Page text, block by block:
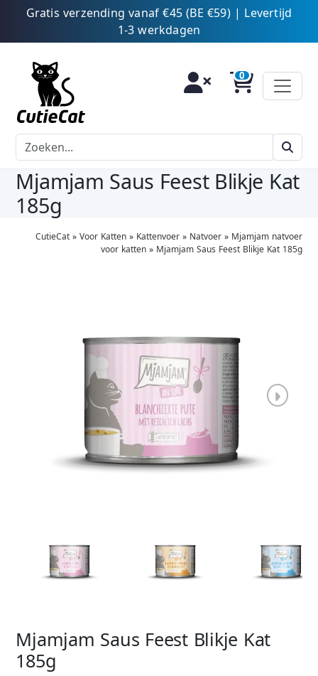
Gratis verzending vanaf €45 (BE €59) | Levertijd
1-3 werkdagen
Mjamjam Saus Feest Blikje Kat
185g
CutieCat» Voor Katten» Kattenvoer» Natvoer» Mjamjam natvoer
voor katten» Mjamjam Saus Feest Blikje Kat 185g
Mjamjam Saus Feest Blikje Kat
185g